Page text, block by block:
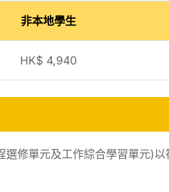
非本地學生
HK$ 4,940
修單元及工作綜合學習單元)以